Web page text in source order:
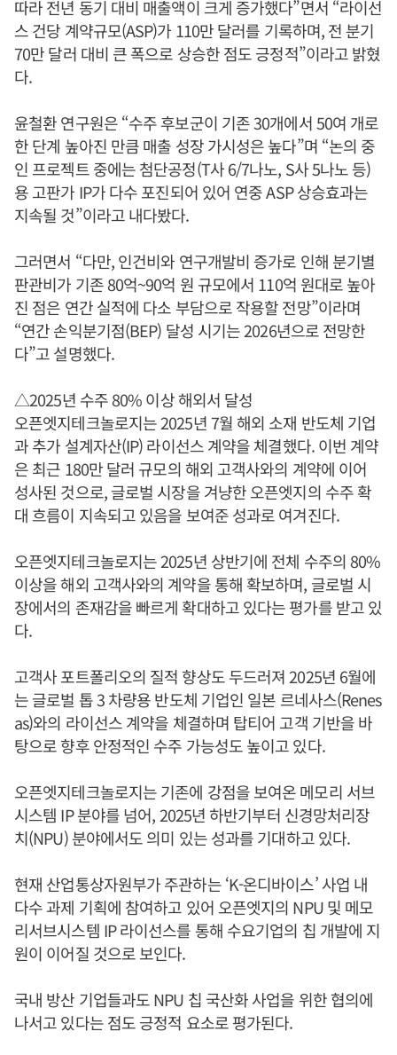
따라 전년 동기 대비 매출액이 크게 증가했다”면서 “라이선
스 건당 계약규모(ASP)가 110만 달러를 기록하며, 전 분기
70만 달러 대비 큰 폭으로 상승한 점도 긍정적”이라고 밝혔
다.
윤철환 연구원은 “수주 후보군이 기존 30개에서 50여 개로
한 단계 높아진 만큼 매출 성장 가시성은 높다”며 “논의 중
인 프로젝트 중에는 첨단공정(T사 6/7나노, S사 5나노 등)
용 고판가 IP가 다수 포진되어 있어 연중 ASP 상승효과는
지속될 것”이라고 내다봤다.
그러면서 “다만, 인건비와 연구개발비 증가로 인해 분기별
판관비가 기존 80억~90억 원 규모에서 110억 원대로 높아
진 점은 연간 실적에 다소 부담으로 작용할 전망”이라며
“연간 손익분기점(BEP) 달성 시기는 2026년으로 전망한
다”고 설명했다.
△2025년 수주 80% 이상 해외서 달성
오픈엣지테크놀로지는 2025년 7월 해외 소재 반도체 기업
과 추가 설계자산(IP) 라이선스 계약을 체결했다. 이번 계약
은 최근 180만 달러 규모의 해외 고객사와의 계약에 이어
성사된 것으로, 글로벌 시장을 겨냥한 오픈엣지의 수주 확
대 흐름이 지속되고 있음을 보여준 성과로 여겨진다.
오픈엣지테크놀로지는 2025년 상반기에 전체 수주의 80%
이상을 해외 고객사와의 계약을 통해 확보하며, 글로벌 시
장에서의 존재감을 빠르게 확대하고 있다는 평가를 받고 있
다.
고객사 포트폴리오의 질적 향상도 두드러져 2025년 6월에
는 글로벌 톱 3 차량용 반도체 기업인 일본 르네사스(Renes
as)와의 라이선스 계약을 체결하며 탑티어 고객 기반을 바
탕으로 향후 안정적인 수주 가능성도 높이고 있다.
오픈엣지테크놀로지는 기존에 강점을 보여온 메모리 서브
시스템 IP 분야를 넘어, 2025년 하반기부터 신경망처리장
치(NPU) 분야에서도 의미 있는 성과를 기대하고 있다.
현재 산업통상자원부가 주관하는 ‘K-온디바이스’ 사업 내
다수 과제 기획에 참여하고 있어 오픈엣지의 NPU 및 메모
리서브시스템 IP 라이선스를 통해 수요기업의 칩 개발에 지
원이 이어질 것으로 보인다.
국내 방산 기업들과도 NPU 칩 국산화 사업을 위한 협의에
나서고 있다는 점도 긍정적 요소로 평가된다.